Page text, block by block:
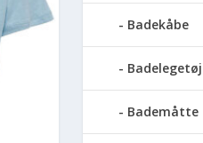
Badekåbe
Badelegetøj
Bademåtte